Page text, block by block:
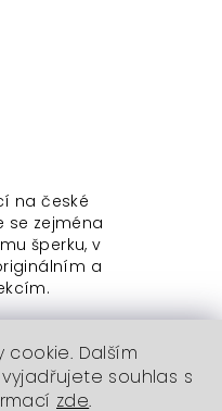
Dalším
souhlas s
zde.
na české
se zejména
šperku, v
a